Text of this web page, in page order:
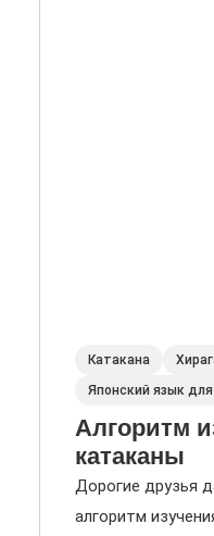
Катакана
Японский язык
Алгоритм
катаканы
Дорогие друзья
алгоритм